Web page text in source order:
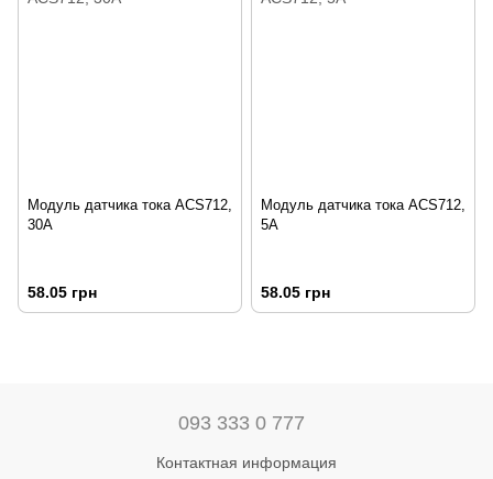
Модуль датчика тока ACS712,
30А
58.05 грн
Модуль датчика тока ACS712,
5А
58.05 грн
093 333 0 777
Контактная информация